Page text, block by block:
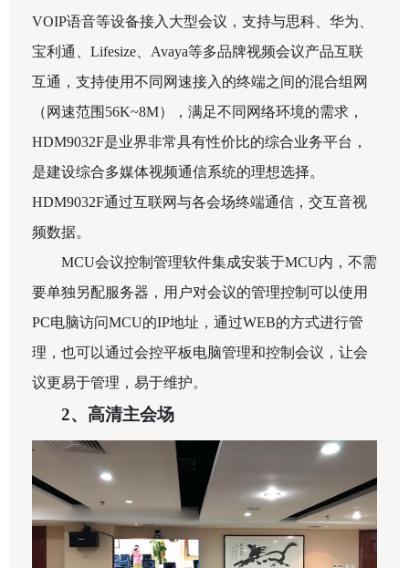
VOIP语音等设备接入大型会议，支持与思科、华为、
宝利通、 Lifesize Avaya等多品牌视频会议产品互联
互通，支持使用不同网速接入的终端之间的混合组网
（网速范围 56K~8M），满足不同网络环境的需求，
HDM9032F是业界非常具有性价比的综合业务平台，
是建设综合多媒体视频通信系统的理想选择。
HDM9032F通过互联网与各会场终端通信，交互音视
频数据。
MCU会议控制管理软件集成安装于MCU内，不需
要单独另配服务器，用户对会议的管理控制可以使用
PC电脑访问MCU的IP地址，通过WEB的方式进行管
理，也可以通过会控平板电脑管理和控制会议，让会
议更易于管理，易于维护。
2、高清主会场